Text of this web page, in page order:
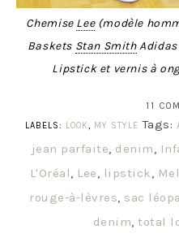
Chemise Lee(modèle
Baskets Stan SmithAdidas
Lipstick et vernis à
11
LABELS:
LOOK, MY STYLE Tags:
jean parfaite, denim,
L'Oréal, Lee, lipstick,
rouge-à-lèvres, sac
denim, total